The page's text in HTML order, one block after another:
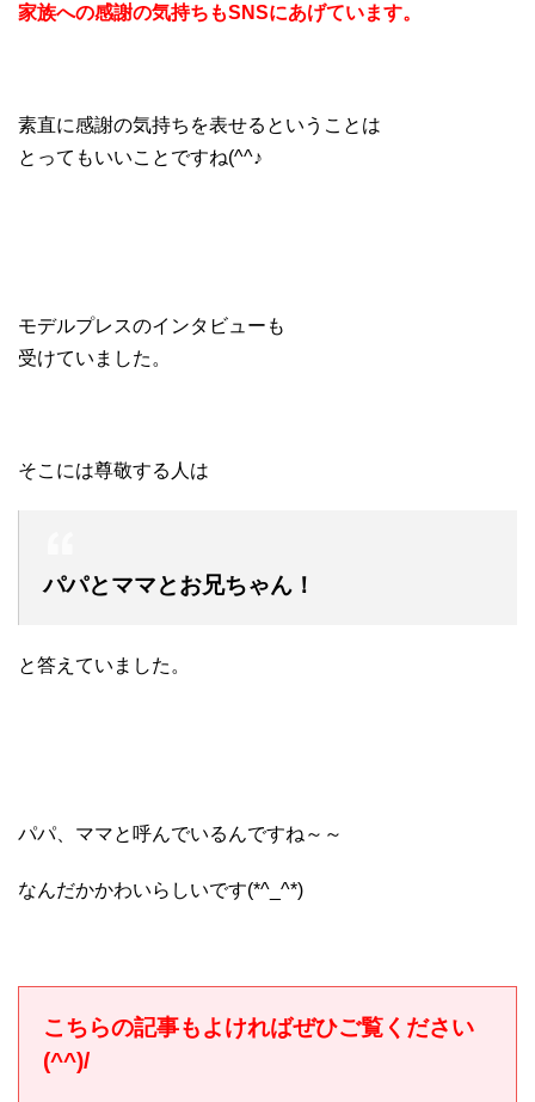
家族への感謝の気持ちもSNSにあげています。
素直に感謝の気持ちを表せるということは
とってもいいことですね(^^♪
モデルプレスのインタビューも
受けていました。
そこには尊敬する人は
パパとママとお兄ちゃん！
と答えていました。
パパ、ママと呼んでいるんですね～～
なんだかかわいらしいです(*^_^*)
こちらの記事もよければぜひご覧ください
(^^)/